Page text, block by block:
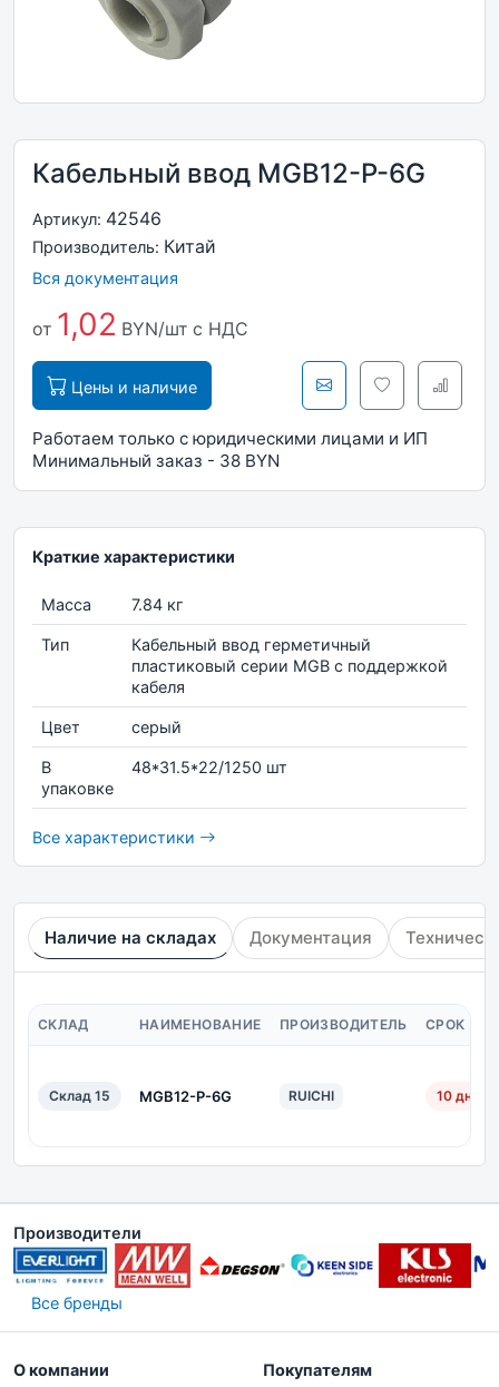
Кабельный ввод MGB12-P-6G
Артикул: 42546
Производитель: Китай
Вся документация
от 1,02 BYN/шт с НДС
Цены и наличие
Работаем только с юридическими лицами и ИП
Минимальный заказ - 38 BYN
Краткие характеристики
Масса 7.84 кг
Тип
Кабельный ввод герметичный
пластиковый серии MGB с поддержкой
кабеля
Цвет серый
В
упаковке
48*31.5*22/1250 шт
Все характеристики
Наличие на складах Документация
СКЛАД НАИМЕНОВАНИЕ ПРОИЗВОДИТЕЛЬ СРОК
Склад 15 MGB12-P-6G RUICHI 10 дн.
Производители
Все бренды
О компании Покупателям